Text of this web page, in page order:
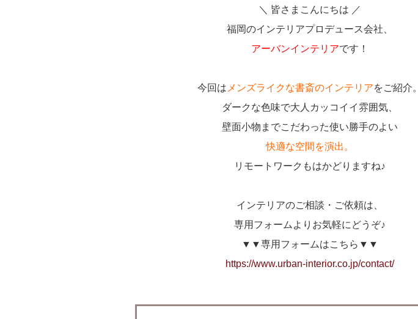
＼ 皆さまこんにちは ／
福岡のインテリアプロデュース会社、
アーバンインテリアです！
今回は メンズライクな書斎のインテリアをご紹介。
ダークな色味で大人カッコイイ雰囲気、
壁面小物までこだわった使い勝手のよい
快適な空間を演出。
リモートワークもはかどりますね♪
インテリアのご相談・ご依頼は、
専用フォームよりお気軽にどうぞ♪
▼▼専用フォームはこちら▼▼
https://www.urban-interior.co.jp/contact/